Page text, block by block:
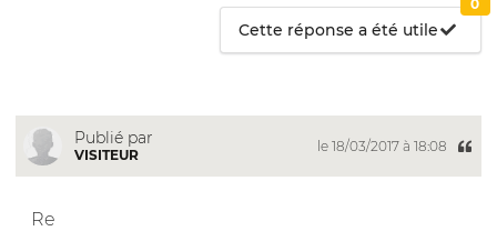
Cette réponse a été utile
0
Publié par
VISITEUR
le 18/03/2017 à 18:08
Re